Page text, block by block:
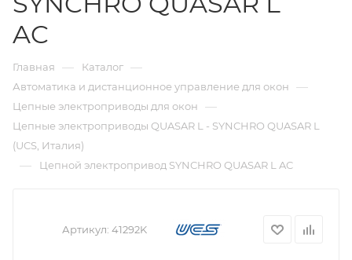
AC
Главная — Каталог —
Автоматика и дистанционное управление для окон —
Цепные электроприводы для окон —
Цепные электроприводы QUASAR L - SYNCHRO QUASAR L
(UCS, Италия)
— Цепной электропривод SYNCHRO QUASAR L AC
Артикул: 41292K